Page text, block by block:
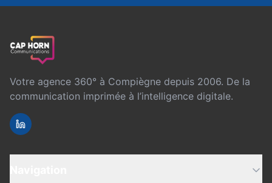
Votre agence 360° à Compiègne depuis 2006. De la
communication imprimée à l’intelligence digitale.